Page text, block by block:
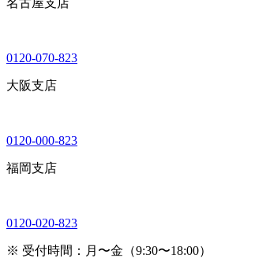
名古屋支店
0120-070-823
大阪支店
0120-000-823
福岡支店
0120-020-823
※ 受付時間：月〜金（9:30〜18:00）